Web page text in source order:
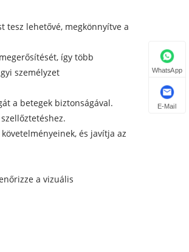
tesz lehetővé, megkönnyítve a
így több
személyzet
a betegek biztonságával.
és javítja az
a vizuális
WhatsApp
E-Mail